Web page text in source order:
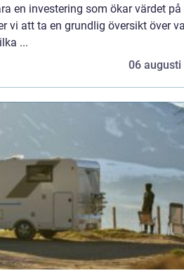
en investering som ökar värdet på
vi att ta en grundlig översikt över
...
06 augusti